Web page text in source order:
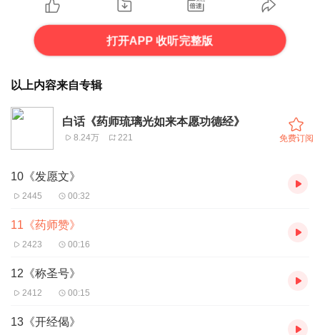
打开APP 收听完整版
以上内容来自专辑
白话《药师琉璃光如来本愿功德经》
8.24万 221 免费订阅
10《发愿文》
2445 00:32
11《药师赞》
2423 00:16
12《称圣号》
2412 00:15
13《开经偈》